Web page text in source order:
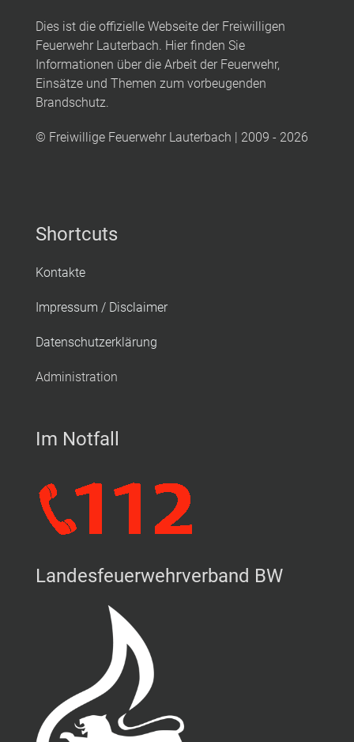
Dies ist die offizielle Webseite der Freiwilligen
Feuerwehr Lauterbach. Hier finden Sie
Informationen über die Arbeit der Feuerwehr,
Einsätze und Themen zum vorbeugenden
Brandschutz.
© Freiwillige Feuerwehr Lauterbach | 2009 - 2026
Shortcuts
Kontakte
Impressum / Disclaimer
Datenschutzerklärung
Administration
Im Notfall
Landesfeuerwehrverband BW